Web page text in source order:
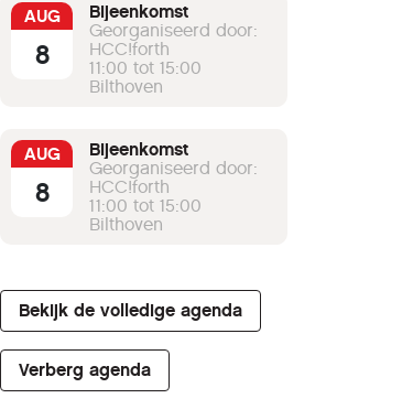
AUG
8
Bijeenkomst
Georganiseerd door:
HCC!forth
11:00 tot 15:00
Bilthoven
AUG
8
Bijeenkomst
Georganiseerd door:
HCC!forth
11:00 tot 15:00
Bilthoven
Bekijk de volledige agenda
Verberg agenda